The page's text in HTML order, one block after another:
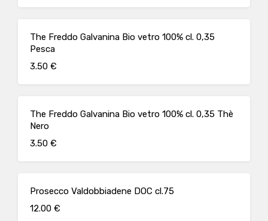
The Freddo Galvanina Bio vetro 100% cl. 0,35
Pesca
3.50 €
The Freddo Galvanina Bio vetro 100% cl. 0,35 Thè
Nero
3.50 €
Prosecco Valdobbiadene DOC cl.75
12.00 €